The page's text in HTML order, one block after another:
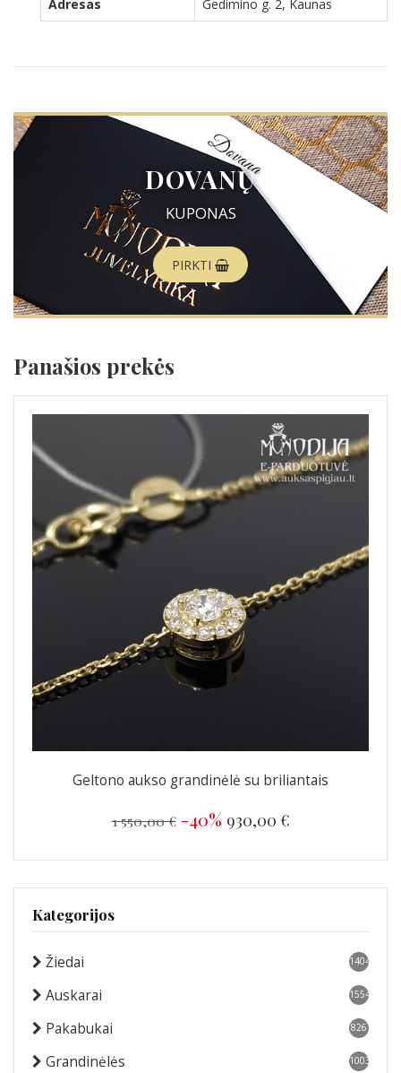
Adresas Gedimino g. 2, Kaunas
DOVANŲ
KUPONAS
PIRKTI
Panašios prekės
Geltono aukso grandinėlė su briliantais
1 550,00 € -40% 930,00 €
Kategorijos
Žiedai 1404
Auskarai 1554
Pakabukai 826
Grandinėlės 1003